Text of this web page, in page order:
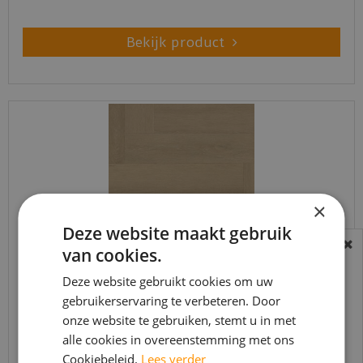
Bekijk product
vtwonen - Herringbone Warm Natural (Plak PVC)
21
BEREIKBAARHEID
In verband met de vakantie periode zijn wij
t/m 14 augustus telefonisch helaas niet
bereikbaar.
Bestelling worden uiteraard verwerkt
×
Deze website maakt gebruik
van cookies.
Deze website gebruikt cookies om uw
gebruikerservaring te verbeteren. Door
onze website te gebruiken, stemt u in met
alle cookies in overeenstemming met ons
Cookiebeleid. Lees verder